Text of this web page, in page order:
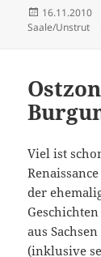
Veröffentlicht
am
16.11.2010
Saale/Unstrut
Viel ist
der
aus
(inklusive